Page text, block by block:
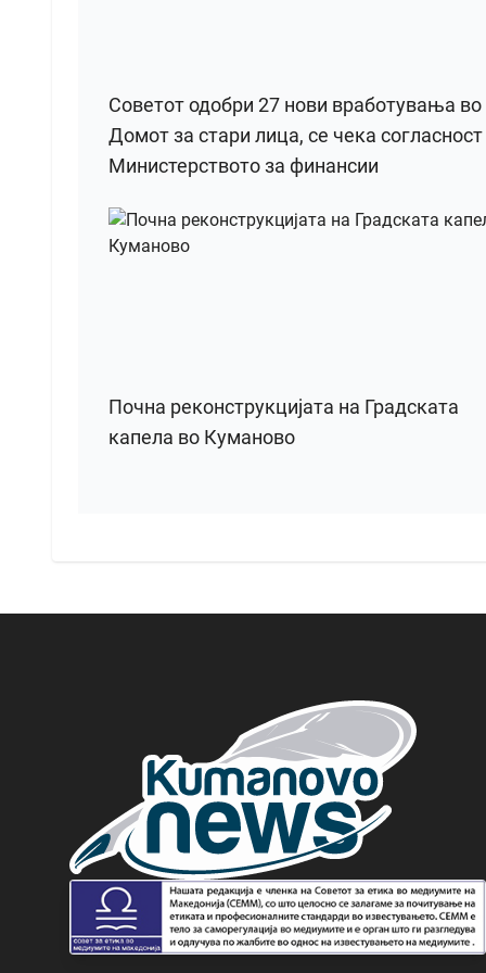
Советот одобри 27 нови вработувања во
Домот за стари лица, се чека
Министерството за финансии
Почна реконструкцијата на Градската
капела во Куманово